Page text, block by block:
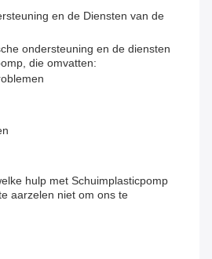
en de Diensten van de
ondersteuning en de diensten
die omvatten:
hulp met Schuimplasticpomp
aarzelen niet om ons te